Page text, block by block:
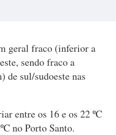
geral fraco (inferior a
sendo fraco a
de sul/sudoeste nas
entre os 16 e os 22 ºC
no Porto Santo.